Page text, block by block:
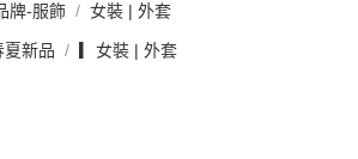
牌-服飾 女裝 | 外套
夏新品 ▎女裝 | 外套